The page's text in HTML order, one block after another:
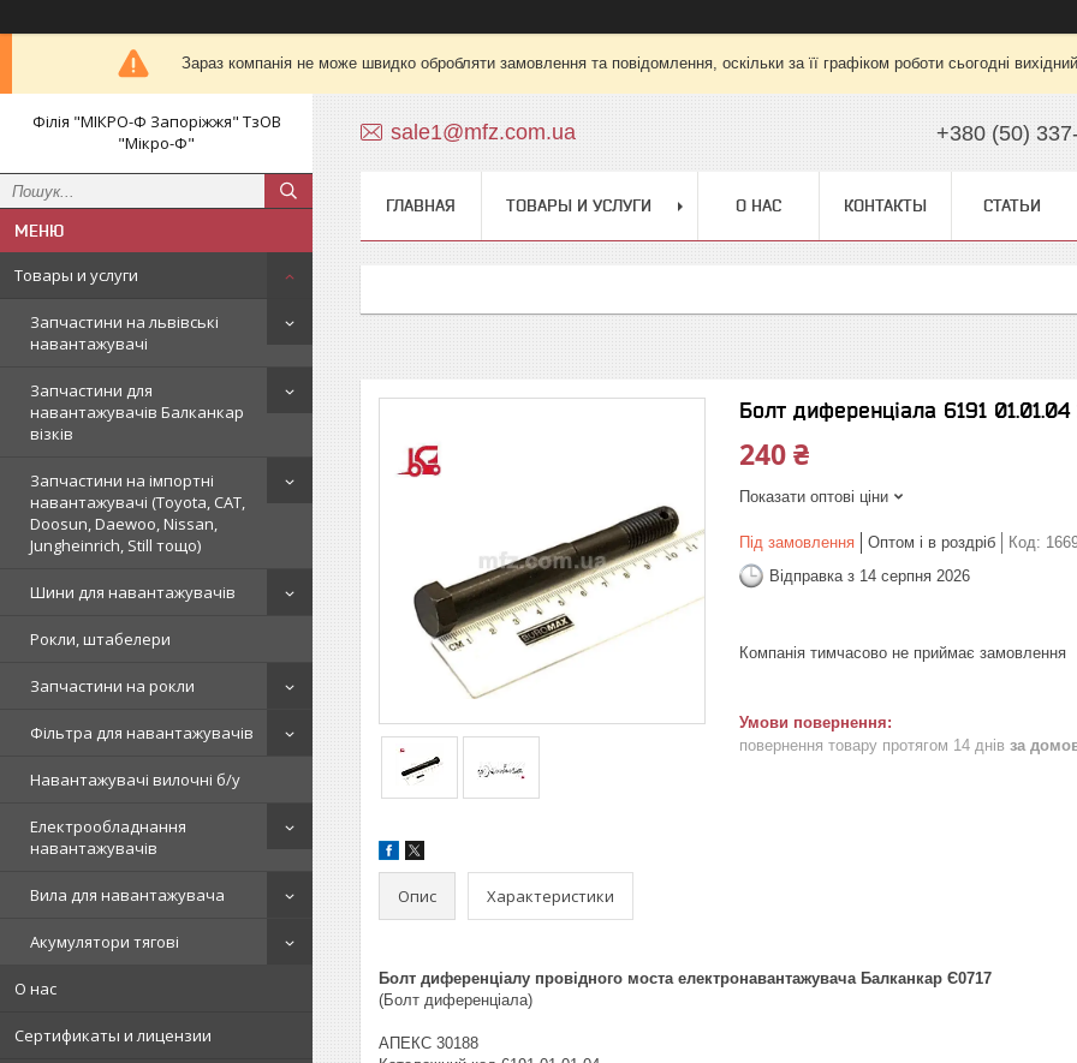
Зараз компанія не може швидко обробляти замовлення та повідомлення, оскільки за її графіком роботи сьогодні
Філія "МІКРО-Ф Запоріжжя" ТзОВ
"Мікро-Ф"
Товары и услуги
Запчастини на львівські
навантажувачі
Запчастини для
навантажувачів Балканкар
візків
Запчастини на імпортні
навантажувачі (Toyota, CAT,
Doosun, Daewoo, Nissan,
Jungheinrich, Still тощо)
Шини для навантажувачів
Рокли, штабелери
Запчастини на рокли
Фільтра для навантажувачів
Навантажувачі вилочні б/у
Електрообладнання
навантажувачів
Вила для навантажувача
Акумулятори тягові
О нас
Сертификаты и лицензии
sale1@mfz.com.ua +380 (50)
ГЛАВНАЯ ТОВАРЫ И УСЛУГИ О НАС КОНТАКТЫ СТАТЬИ
Болт диференціала 6191
240 ₴
Показати оптові ціни
Під замовлення Оптом і в роздріб Код:
Відправка з 14 серпня 2026
Компанія тимчасово не приймає замовлення
повернення товару протягом 14 днів за
Опис Характеристики
Болт диференціалу провідного моста електронавантажувача Балканкар Є0717
(Болт диференціала)
АПЕКС 30188